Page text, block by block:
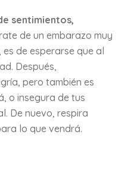
sentimientos,
de un embarazo muy
de esperarse que al
Después,
pero también es
o insegura de tus
De nuevo, respira
lo que vendrá.